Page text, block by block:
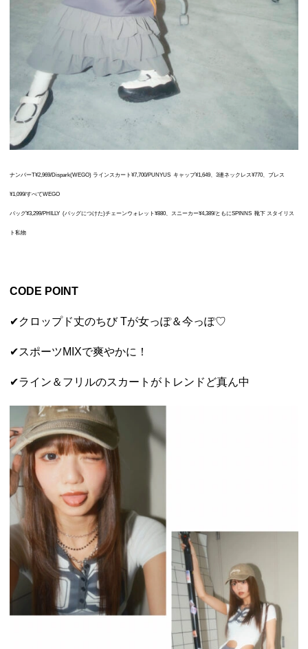
ナンバーT¥2,969/Dispark(WEGO) ラインスカート¥7,700/PUNYUS キャップ¥1,649、3連ネックレス¥770、ブレス
¥1,099/すべてWEGO
バッグ¥3,299/PHILLY (バッグにつけた)チェーンウォレット¥880、スニーカー¥4,389/ともにSPINNS 靴下 スタイリス
ト私物
CODE POINT
✔クロップド丈のちび Tが女っぽ＆今っぽ♡
✔スポーツMIXで爽やかに！
✔ライン＆フリルのスカートがトレンドど真ん中